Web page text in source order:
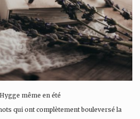
même en été
qui ont complètement bouleversé la